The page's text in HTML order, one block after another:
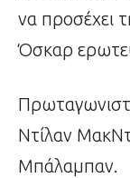
να προσέχει
Όσκαρ
Ντίλαν
Μπάλαμπαν.